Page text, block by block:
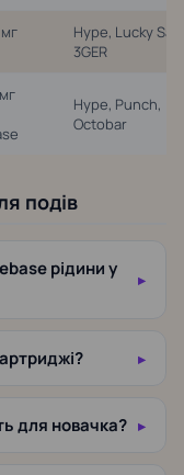
Hype, Lucky Salt,
3GER
Hype, Punch,
Octobar
подів
рідини у
для новачка?